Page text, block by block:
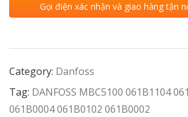
Gọi điện xác nhận và giao hàng tận
Category: Danfoss
Tag: DANFOSS MBC5100 061B1104
061B0004 061B0102 061B0002